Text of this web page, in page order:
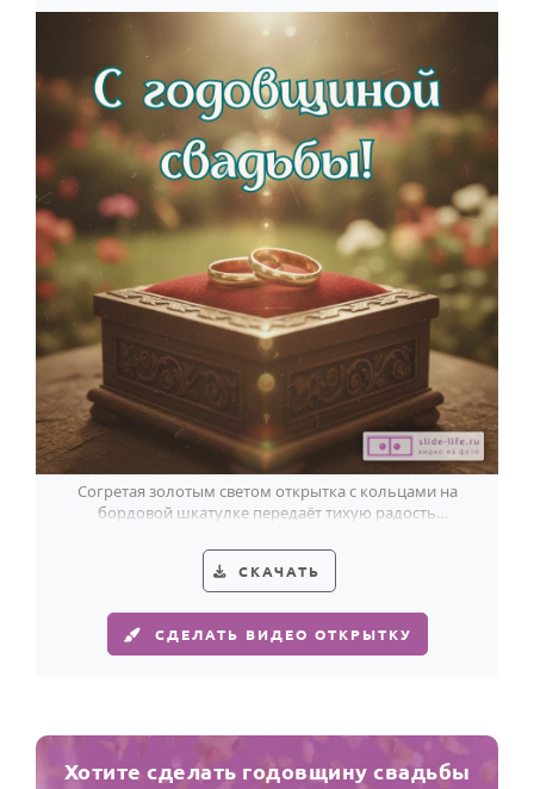
Согретая золотым светом открытка с кольцами на
бордовой шкатулке передаёт тихую радость
СКАЧАТЬ
СДЕЛАТЬ ВИДЕО ОТКРЫТКУ
Хотите сделать годовщину свадьбы